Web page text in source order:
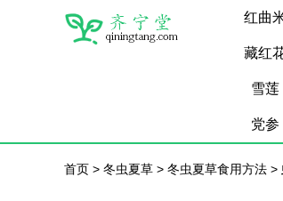
红曲
藏红
雪莲
党参
首页 > 冬虫夏草 > 冬虫夏草食用方法 >